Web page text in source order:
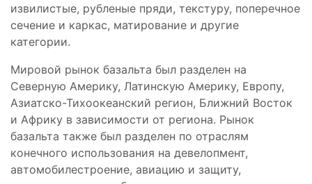
извилистые, рубленые пряди, текстуру, поперечное
сечение и каркас, матирование и другие
категории.
Мировой рынок базальта был разделен на
Северную Америку, Латинскую Америку, Европу,
Азиатско-Тихоокеанский регион, Ближний Восток
и Африку в зависимости от региона. Рынок
базальта также был разделен по отраслям
конечного использования на девелопмент,
автомобилестроение, авиацию и защиту,